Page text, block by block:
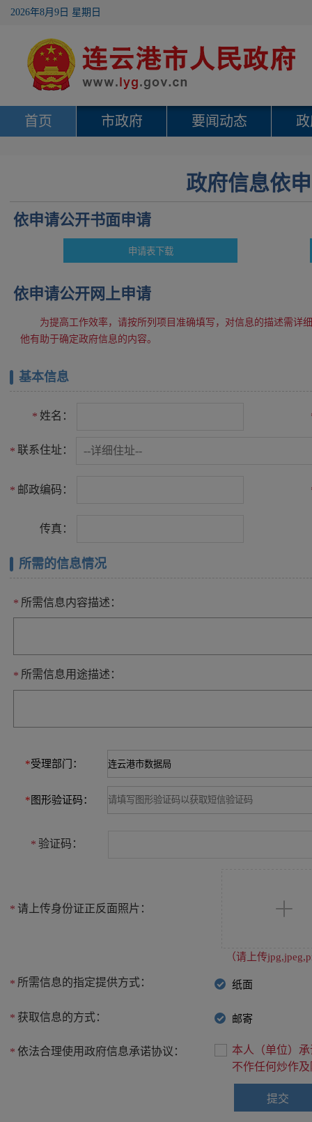
2026年8月9日 星期日
首页 市政府 要闻动态
政府信息依
依申请公开书面申请
依申请公开网上申请
为提高工作效率，请按所列项目准确填写，对信息的描述需详
他有助于确定政府信息的内容。
基本信息
* 姓名：
* 联系住址：
* 邮政编码：
传真：
所需的信息情况
* 所需信息内容描述：
* 所需信息用途描述：
*受理部门：
* 图形验证码：
* 验证码：
* 请上传身份证正反面照片：
（请上传
* 所需信息的指定提供方式： 纸面
* 获取信息的方式： 邮寄
* 依法合理使用政府信息承诺协议：
本人（单位）
不作任何炒作